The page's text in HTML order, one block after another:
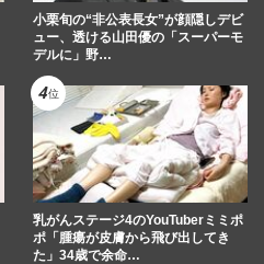
小栗旬の“非公表長女”が顔隠しデビ
ュー、透ける山田優の「スーパーモ
デルに」野…
乳がんステージ4のYouTuberミミポ
ポ「腫瘍が皮膚から飛び出してき
た」34歳で余命…